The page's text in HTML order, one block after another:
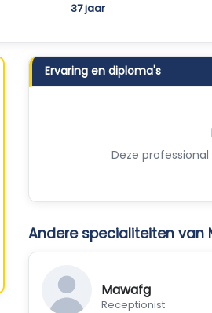
37 jaar
Ervaring en diploma's
Deze
Andere specialiteiten van
Mawafg
Receptionist